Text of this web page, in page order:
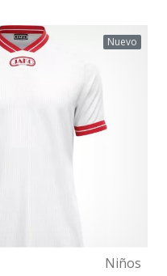
M Nuevo
Niños